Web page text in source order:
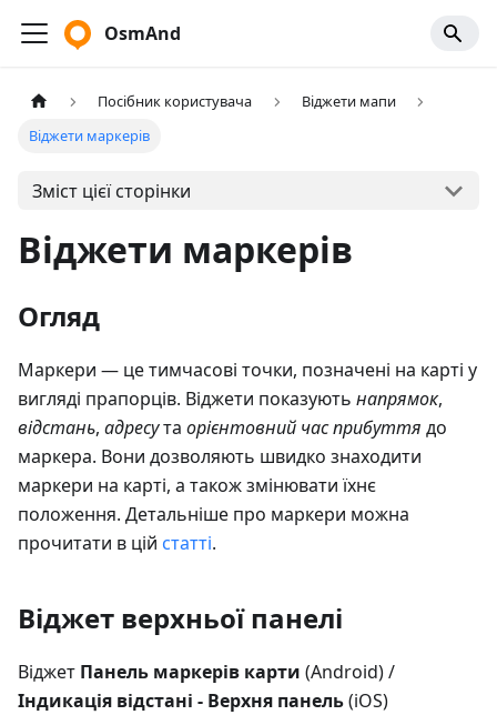
OsmAnd
Посібник користувача
Віджети мапи
Віджети маркерів
Зміст цієї сторінки
Віджети маркерів
Огляд
Маркери — це тимчасові точки, позначені на карті у
вигляді прапорців. Віджети показують напрямок,
відстань, адресута орієнтовний час прибуття до
маркера. Вони дозволяють швидко знаходити
маркери на карті, а також змінювати їхнє
положення. Детальніше про маркери можна
прочитати в цій статті.
Віджет верхньої панелі
Віджет Панель маркерів карти (Android) /
Індикація відстані - Верхня панель(iOS)